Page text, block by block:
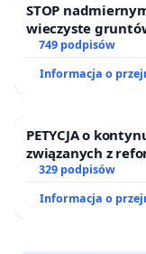
STOP
wieczyste
ogrody działkowe.
749 podpisów
Informacja o
PETYCJA o
związanych z
329 podpisów
Informacja o